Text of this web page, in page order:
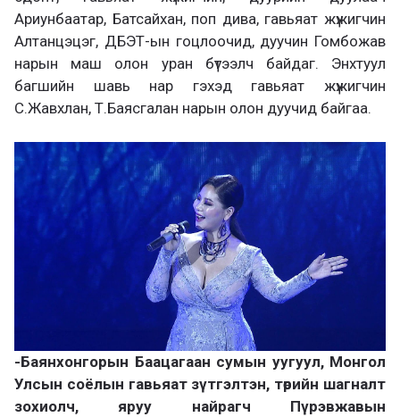
Ариунбаатар, Батсайхан, поп дива, гавьяат жүжигчин
Алтанцэцэг, ДБЭТ-ын гоцлоочид, дуучин Гомбожав
нарын маш олон уран бүтээлч байдаг. Энхтуул
багшийн шавь нар гэхэд гавьяат жүжигчин
С.Жавхлан, Т.Баясгалан нарын олон дуучид байгаа.
-Баянхонгорын Баацагаан сумын уугуул, Монгол
Улсын соёлын гавьяат зүтгэлтэн, төрийн шагналт
зохиолч, яруу найрагч Пүрэвжавын